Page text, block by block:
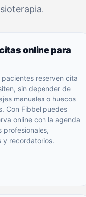
online para
reserven cita
sin depender de
manuales o huecos
Con Fibbel puedes
online con la agenda
profesionales,
y recordatorios.